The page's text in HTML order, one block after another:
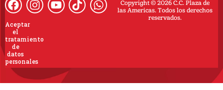
Copyright © 2026 C.C. Plaza de
las Americas. Todos los derechos
reservados.
Aceptar
el
tratamiento
de
datos
personales